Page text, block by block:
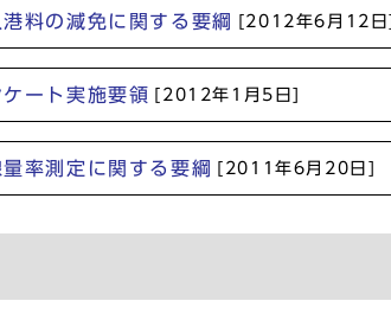
料の減免に関する要綱 [2012年6月12日]
ート実施要領 [2012年1月5日]
率測定に関する要綱 [2011年6月20日]